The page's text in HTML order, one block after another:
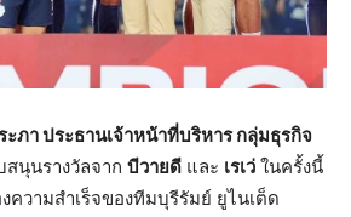
ภา ประธานเจ้าหน้าที่บริหาร กลุ่มธุรกิจ
สนุนรางวัลจาก บีวายดี และ เรเว่ ในครั้งนี้
ความสำเร็จของทีมบุรีรัมย์ ยูไนเต็ด